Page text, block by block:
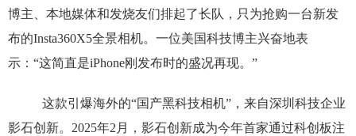
博主、本地媒体和发烧友们排起了长队，只为抢购一台新发
布的Insta360X5全景相机。一位美国科技博主兴奋地表
示：“这简直是iPhone刚发布时的盛况再现。”
这款引爆海外的“国产黑科技相机”，来自深圳科技企业
影石创新。2025年2月，影石创新成为今年首家通过科创板注